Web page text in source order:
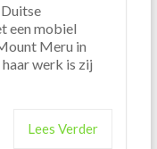
een mobiel
Meru in
werk is zij
Lees Verder